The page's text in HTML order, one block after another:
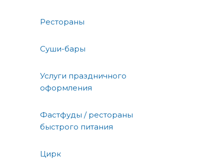
Рестораны
Суши-бары
Услуги праздничного
оформления
Фастфуды / рестораны
быстрого питания
Цирк